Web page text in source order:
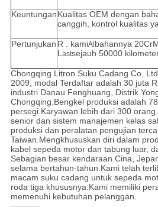
KeuntunganKualitas OEM dengan
canggih, kontrol kualitas
Pertunjukan R . kamiAlbahannya
L astsejauh 50000
Chongqing Litron Suku Cadang Co,
2009, modal Terdaftar adalah 30 juta
industri Danau Fenghuang, Distrik
Chongqing.Bengkel produksi adalah
persegi.Karyawan lebih dari 300
senior dan sistem manajemen kelas
produksi dan peralatan pengujian
Taiwan.Mengkhususkan diri dalam
kabel sepeda motor dan tabung luar,
Sebagian besar kendaraan Cina,
selama bertahun-tahun.Kami telah
macam suku cadang untuk sepeda
roda tiga khususnya.Kami memiliki
memenuhi kebutuhan pelanggan.